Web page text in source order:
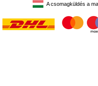
A csomagküldés a